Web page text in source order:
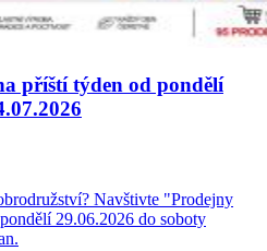
příští týden od pondělí
Navštivte "Prodejny
29.06.2026 do soboty